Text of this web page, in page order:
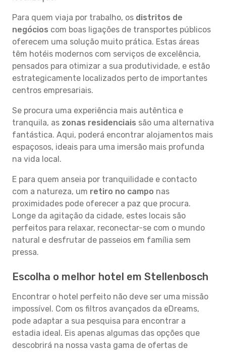
Para quem viaja por trabalho, os distritos de
negócios com boas ligações de transportes públicos
oferecem uma solução muito prática. Estas áreas
têm hotéis modernos com serviços de excelência,
pensados para otimizar a sua produtividade, e estão
estrategicamente localizados perto de importantes
centros empresariais.
Se procura uma experiência mais autêntica e
tranquila, as zonas residenciais são uma alternativa
fantástica. Aqui, poderá encontrar alojamentos mais
espaçosos, ideais para uma imersão mais profunda
na vida local.
E para quem anseia por tranquilidade e contacto
com a natureza, um retiro no campo nas
proximidades pode oferecer a paz que procura.
Longe da agitação da cidade, estes locais são
perfeitos para relaxar, reconectar-se com o mundo
natural e desfrutar de passeios em família sem
pressa.
Escolha o melhor hotel em Stellenbosch
Encontrar o hotel perfeito não deve ser uma missão
impossível. Com os filtros avançados da eDreams,
pode adaptar a sua pesquisa para encontrar a
estadia ideal. Eis apenas algumas das opções que
descobrirá na nossa vasta gama de ofertas de